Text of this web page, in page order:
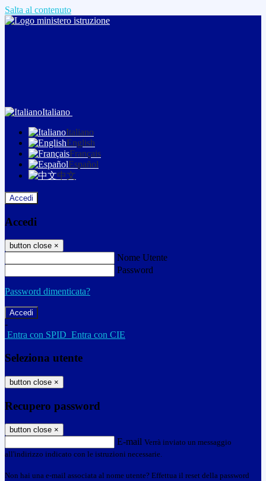
Salta al contenuto
Italiano
Italiano
English
Français
Español
中文
Accedi
Accedi
button close ×
Nome Utente
Password
Password dimenticata?
-
Entra con SPID Entra con CIE
Seleziona utente
button close ×
Recupero password
button close ×
E-mail Verrà inviato un messaggio
all'indirizzo indicato con le istruzioni necessarie.
Non hai una e-mail associata al nome utente? Effettua il reset della password